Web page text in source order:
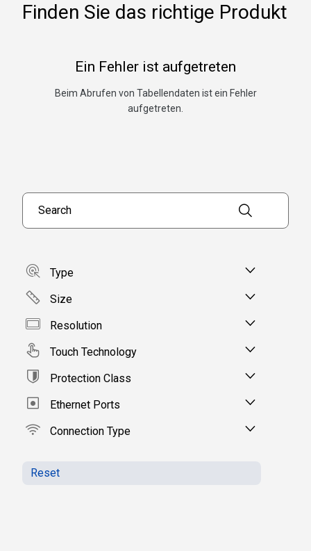
Finden Sie das richtige Produkt
Search products
Type
Size
Resolution
Touch Technology
Protection Class
Ethernet Ports
Connection Type
Reset
Ein Fehler ist aufgetreten
Beim Abrufen von Tabellendaten ist ein Fehler
aufgetreten.